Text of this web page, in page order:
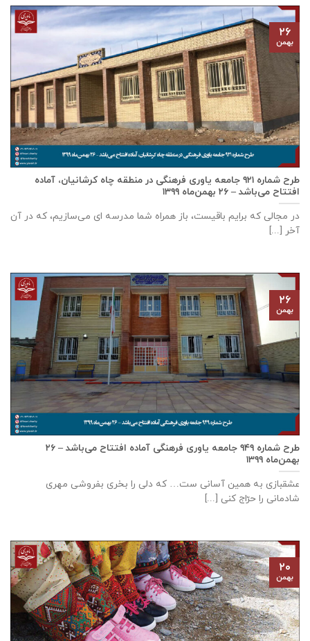
طرح شماره ۹۲۱ جامعه ياوری فرهنگی در منطقه چاه کرشانیان، آماده
افتتاح می‌باشد – ۲۶ بهمن‌ماه ۱۳۹۹
در مجالی که برایم باقیست، باز همراه شما مدرسه ای می‌سازیم، که در آن
آخر [...]
۲۶
بهمن
طرح شماره ۹۴۹ جامعه ياوری فرهنگی آماده افتتاح می‌باشد – ۲۶
بهمن‌ماه ۱۳۹۹
عشقبازی به همین آسانی ست… که دلی را بخری بفروشی مهری
شادمانی را حرّاج کنی [...]
۲۶
بهمن
۲۰
بهمن